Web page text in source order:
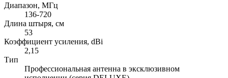
Диапазон, МГц
136-720
Длина штыря, см
53
Коэффициент усиления, dBi
2,15
Тип
Профессиональная антенна в эксклюзивном